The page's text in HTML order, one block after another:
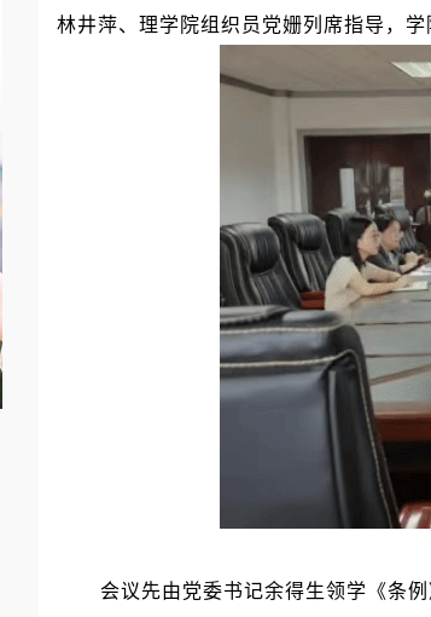
林井萍、理学院组织员党姗列席指导，
会议先由党委书记余得生领学《条